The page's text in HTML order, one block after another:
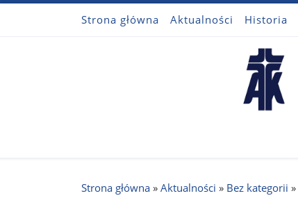
Przejdź do treściStrona główna Aktualności Historia
Strona główna » Aktualności » Bez kategorii »